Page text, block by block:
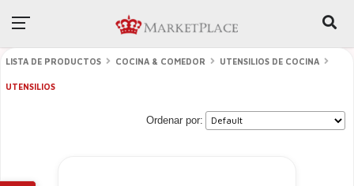
LISTA DE PRODUCTOS COCINA & COMEDOR UTENSILIOS DE COCINA
UTENSILIOS
Ordenar por: